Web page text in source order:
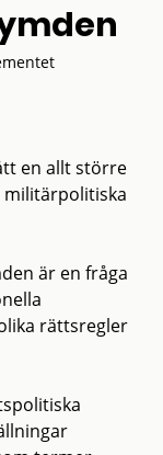
en allt större
militärpolitiska
är en fråga
rättsregler